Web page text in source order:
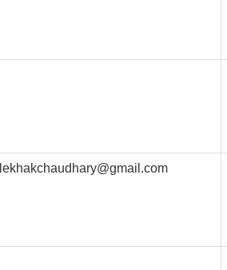
lekhakchaudhary@gmail.com